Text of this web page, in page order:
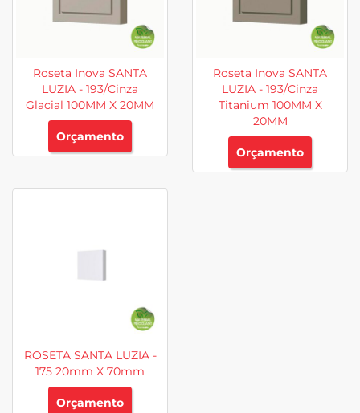
Roseta Inova SANTA
LUZIA - 193/Cinza
Glacial 100MM X 20MM
Orçamento
Roseta Inova SANTA
LUZIA - 193/Cinza
Titanium 100MM X
20MM
Orçamento
ROSETA SANTA LUZIA -
175 20mm X 70mm
Orçamento